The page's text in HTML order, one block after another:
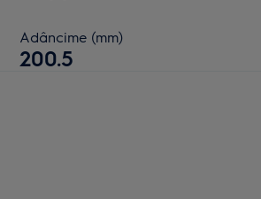
Adâncime (mm)
200.5